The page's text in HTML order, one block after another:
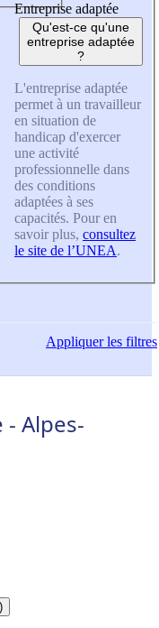
Entreprise adaptée
Qu'est-ce qu'une
entreprise adaptée
?
L'entreprise adaptée
permet à un travailleur
en situation de
handicap d'exercer
une activité
professionnelle dans
des conditions
adaptées à ses
capacités. Pour en
savoir plus, consultez
le site de l’UNEA.
Appliquerles filtres
Alpes-